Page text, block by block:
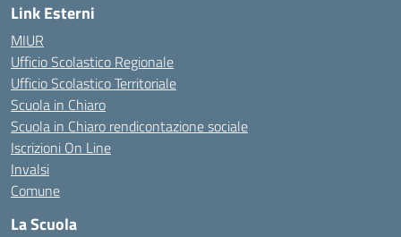
Link Esterni
MIUR
Ufficio Scolastico Regionale
Ufficio Scolastico Territoriale
Scuola in Chiaro
Scuola in Chiaro rendicontazione sociale
Iscrizioni On Line
Invalsi
Comune
La Scuola